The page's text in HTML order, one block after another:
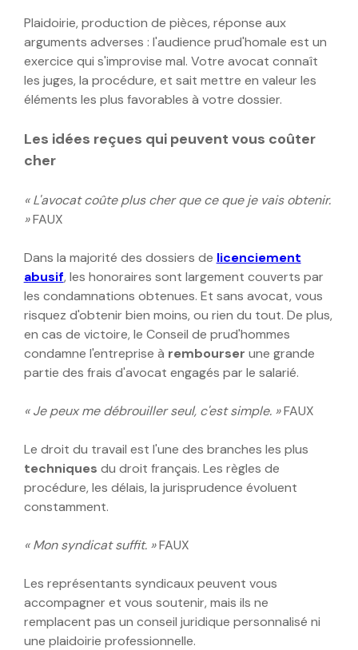
Plaidoirie, production de pièces, réponse aux
arguments adverses : l'audience prud'homale est un
exercice qui s'improvise mal. Votre avocat connaît
les juges, la procédure, et sait mettre en valeur les
éléments les plus favorables à votre dossier.
Les idées reçues qui peuvent vous coûter
cher
« L'avocat coûte plus cher que ce que je vais obtenir.
»FAUX
Dans la majorité des dossiers de licenciement
abusif, les honoraires sont largement couverts par
les condamnations obtenues. Et sans avocat, vous
risquez d'obtenir bien moins, ou rien du tout. De plus,
en cas de victoire, le Conseil de prud'hommes
condamne l'entreprise à rembourser une grande
partie des frais d'avocat engagés par le salarié.
« Je peux me débrouiller seul, c'est simple. »FAUX
Le droit du travail est l'une des branches les plus
techniques du droit français. Les règles de
procédure, les délais, la jurisprudence évoluent
constamment.
« Mon syndicat suffit. »FAUX
Les représentants syndicaux peuvent vous
accompagner et vous soutenir, mais ils ne
remplacent pas un conseil juridique personnalisé ni
une plaidoirie professionnelle.